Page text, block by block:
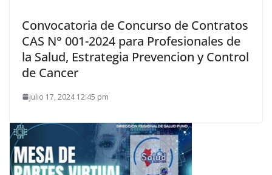
Convocatoria de Concurso de Contratos
CAS N° 001-2024 para Profesionales de
la Salud, Estrategia Prevencion y Control
de Cancer
julio 17, 2024 12:45 pm